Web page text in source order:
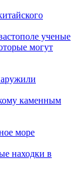
ученые
могут
каменным
море
находки в